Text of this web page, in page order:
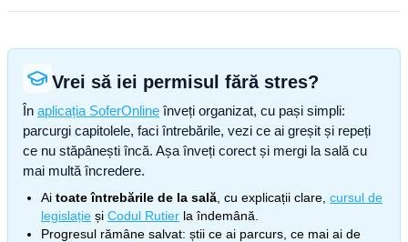
Vrei să iei permisul fără stres?
În aplicația SoferOnline înveți organizat, cu pași simpli:
parcurgi capitolele, faci întrebările, vezi ce ai greșit și repeți
ce nu stăpânești încă. Așa înveți corect și mergi la sală cu
mai multă încredere.
Ai toate întrebările de la sală , cu explicații clare, cursul de
legislație și Codul Rutier la îndemână.
Progresul rămâne salvat: știi ce ai parcurs, ce mai ai de